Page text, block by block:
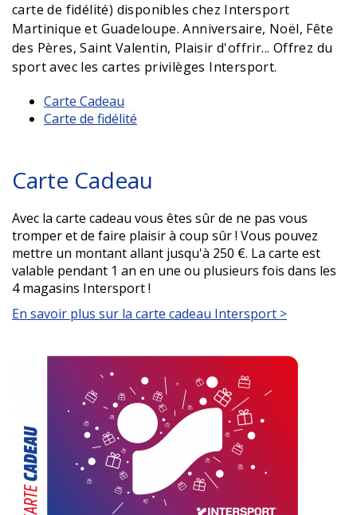
carte de fidélité) disponibles chez Intersport
Martinique et Guadeloupe. Anniversaire, Noël, Fête
des Pères, Saint Valentin, Plaisir d'offrir... Offrez du
sport avec les cartes privilèges Intersport.
Carte Cadeau
Carte de fidélité
Carte Cadeau
Avec la carte cadeau vous êtes sûr de ne pas vous
tromper et de faire plaisir à coup sûr ! Vous pouvez
mettre un montant allant jusqu'à 250 €. La carte est
valable pendant 1 an en une ou plusieurs fois dans les
4 magasins Intersport !
En savoir plus sur la carte cadeau Intersport >